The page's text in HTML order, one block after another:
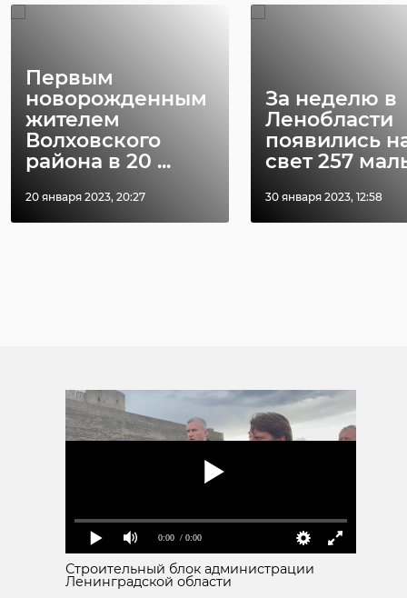
Первым
новорожденным
жителем
Волховского
района в 20 ...
20 января 2023, 20:27
За неделю в
Ленобласти
появились
свет 257
30 января 2023, 12:58
0:00 / 0:00
Строительный блок администрации
Ленинградской области